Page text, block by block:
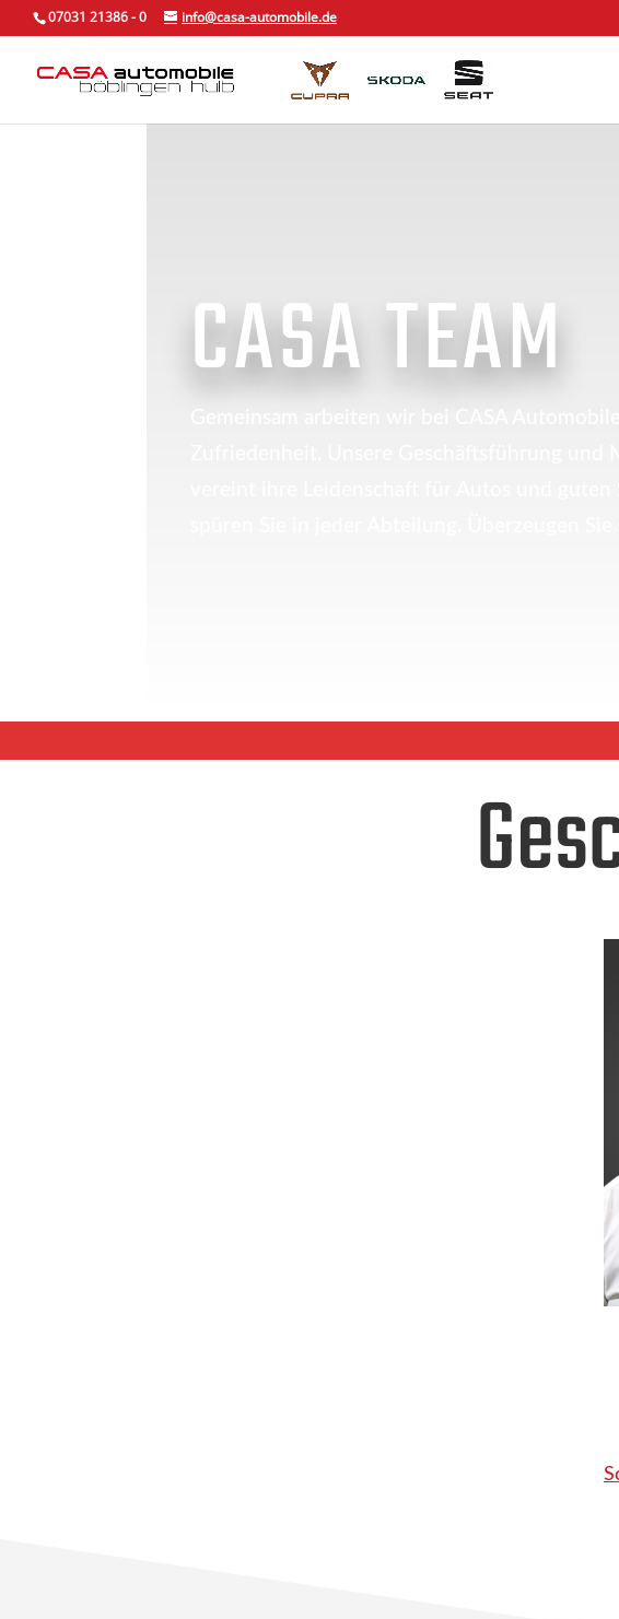
07031 21386 - 0 info@casa-automobile.de
CASA TEAM